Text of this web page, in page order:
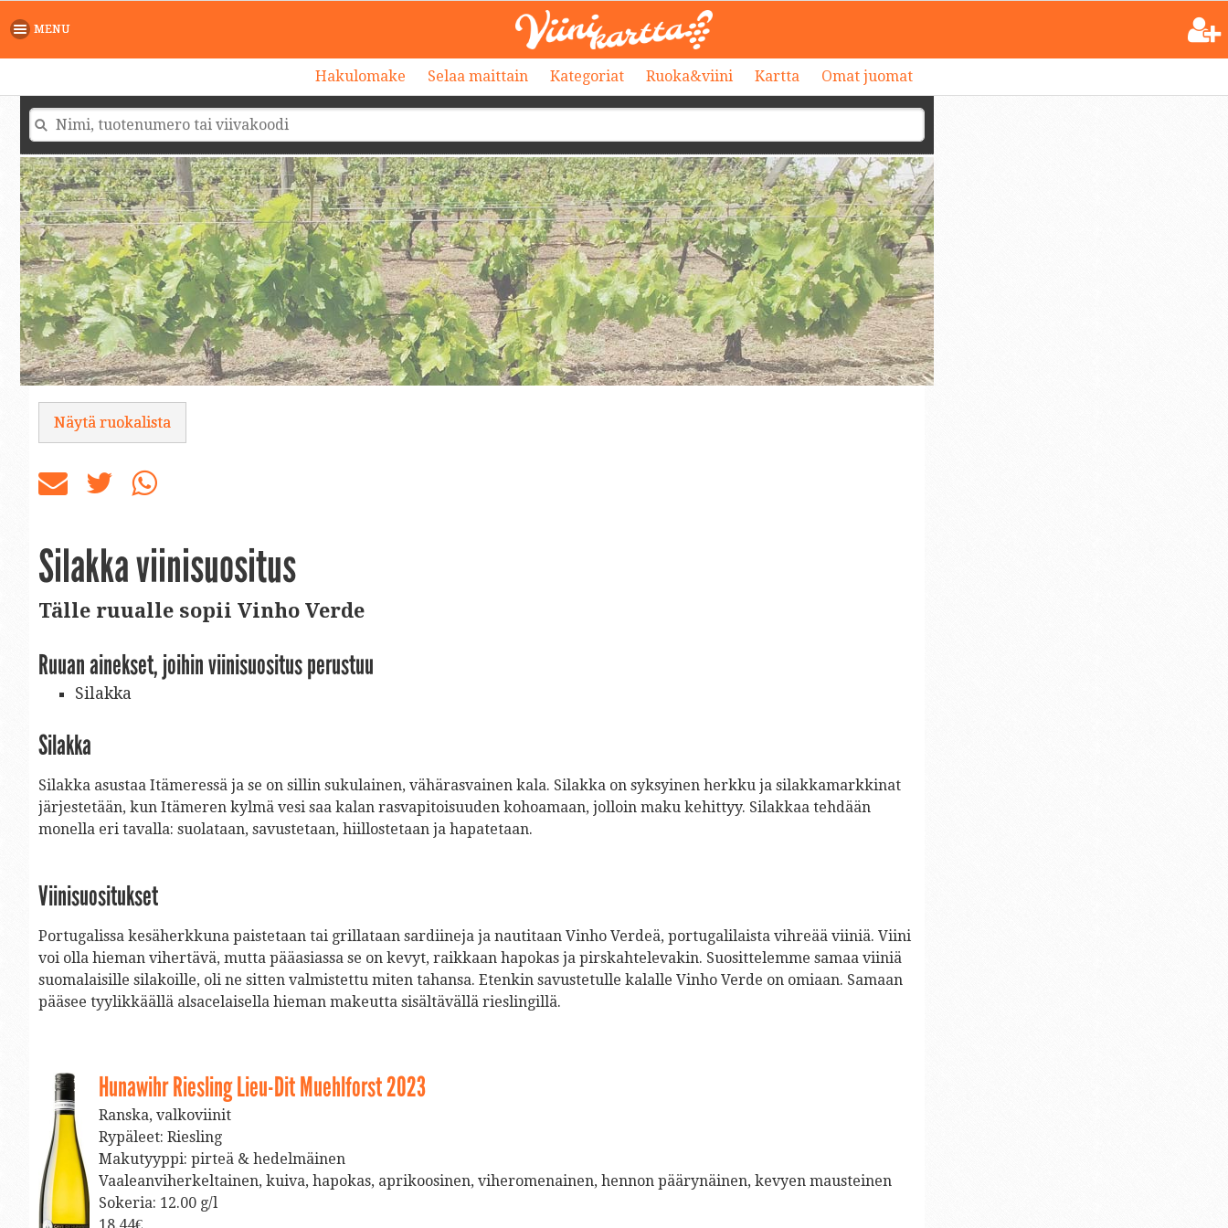
MENU
Hakulomake Selaa maittain Kategoriat Ruoka&viini Kartta Omat juomat
Näytä ruokalista
Silakka viinisuositus
Tälle ruualle sopii Vinho Verde
Ruuan ainekset, joihin viinisuositus perustuu
Silakka
Silakka
Silakka asustaa Itämeressä ja se on sillin sukulainen, vähärasvainen kala. Silakka on syksyinen herkku ja silakkamarkkinat
järjestetään, kun Itämeren kylmä vesi saa kalan rasvapitoisuuden kohoamaan, jolloin maku kehittyy. Silakkaa tehdään
monella eri tavalla: suolataan, savustetaan, hiillostetaan ja hapatetaan.
Viinisuositukset
Portugalissa kesäherkkuna paistetaan tai grillataan sardiineja ja nautitaan Vinho Verdeä, portugalilaista vihreää viiniä. Viini
voi olla hieman vihertävä, mutta pääasiassa se on kevyt, raikkaan hapokas ja pirskahtelevakin. Suosittelemme samaa viiniä
suomalaisille silakoille, oli ne sitten valmistettu miten tahansa. Etenkin savustetulle kalalle Vinho Verde on omiaan. Samaan
pääsee tyylikkäällä alsacelaisella hieman makeutta sisältävällä rieslingillä.
Hunawihr Riesling Lieu-Dit Muehlforst 2023
Ranska, valkoviinit
Rypäleet: Riesling
Makutyyppi: pirteä & hedelmäinen
Vaaleanviherkeltainen, kuiva, hapokas, aprikoosinen, viheromenainen, hennon päärynäinen, kevyen mausteinen
Sokeria: 12.00 g/l